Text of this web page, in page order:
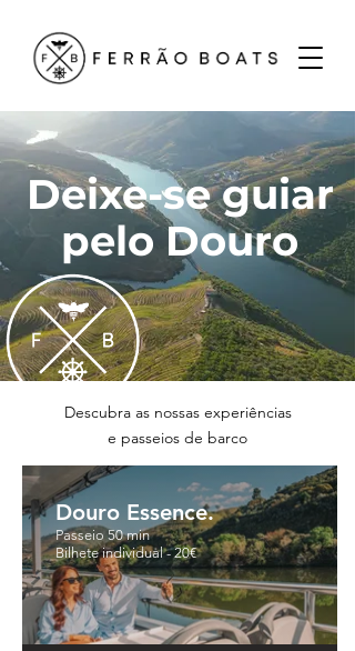
Deixe-se guiar
pelo Douro
Descubra as nossas experiências
e passeios de barco
Douro Essence.
Passeio 50 min
Bilhete individual - 20€